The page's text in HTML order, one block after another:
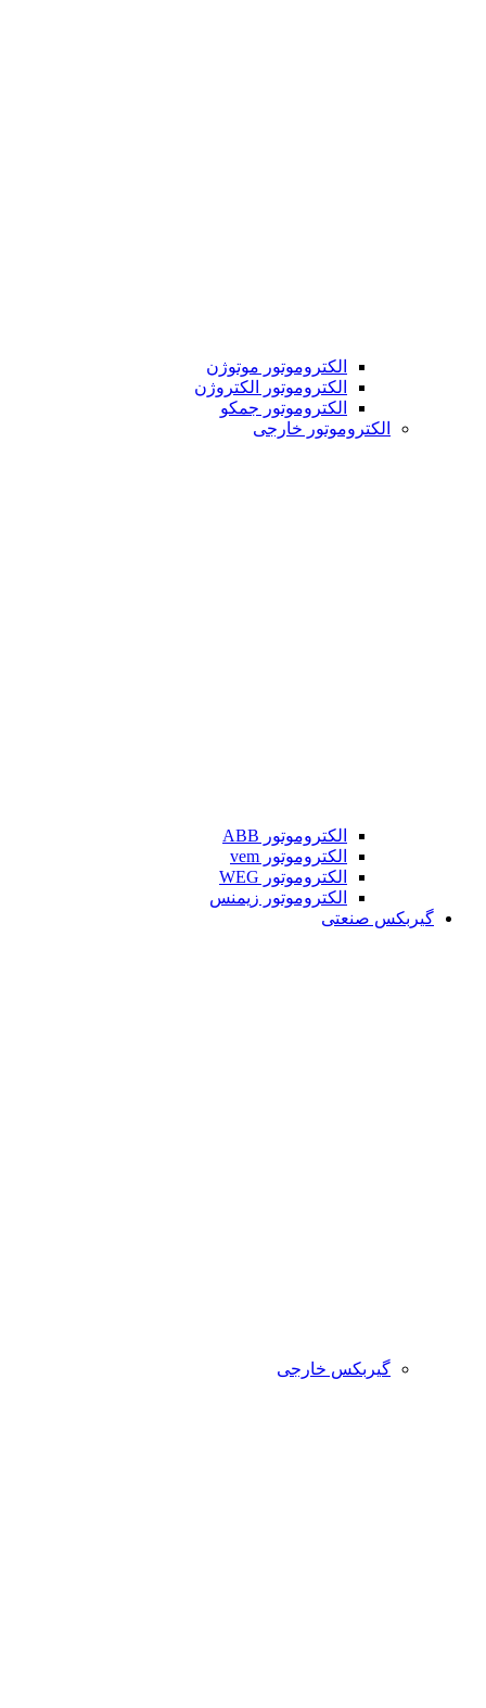
الکتروموتور موتوژن
الکتروموتور الکتروژن
الکتروموتور جمکو
الکتروموتور خارجی
الکتروموتور ABB
الکتروموتور vem
الکتروموتور WEG
الکتروموتور زیمنس
گیربکس صنعتی
گیربکس خارجی